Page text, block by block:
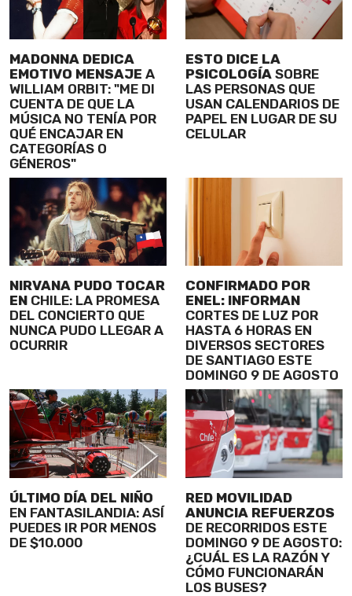
MADONNA DEDICA
EMOTIVO MENSAJE A
WILLIAM ORBIT: "ME DI
CUENTA DE QUE LA
MÚSICA NO TENÍA POR
QUÉ ENCAJAR EN
CATEGORÍAS O
GÉNEROS"
ESTO DICE LA
PSICOLOGÍA SOBRE
LAS PERSONAS QUE
USAN CALENDARIOS DE
PAPEL EN LUGAR DE SU
CELULAR
NIRVANA PUDO TOCAR
EN CHILE: LA PROMESA
DEL CONCIERTO QUE
NUNCA PUDO LLEGAR A
OCURRIR
CONFIRMADO POR
ENEL: INFORMAN
CORTES DE LUZ POR
HASTA 6 HORAS EN
DIVERSOS SECTORES
DE SANTIAGO ESTE
DOMINGO 9 DE AGOSTO
ÚLTIMO DÍA DEL NIÑO
EN FANTASILANDIA: ASÍ
PUEDES IR POR MENOS
DE $10.000
RED MOVILIDAD
ANUNCIA REFUERZOS
DE RECORRIDOS ESTE
DOMINGO 9 DE AGOSTO:
¿CUÁL ES LA RAZÓN Y
CÓMO FUNCIONARÁN
LOS BUSES?